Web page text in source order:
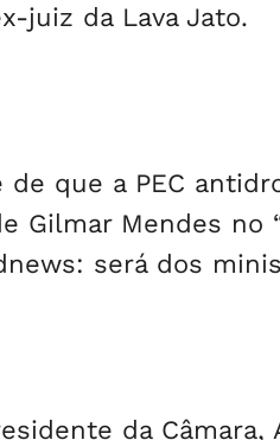
juiz da Lava Jato.
de que a PEC
Gilmar Mendes no
será dos
da